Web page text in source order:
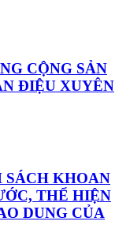
CỘNG SẢN
ĐIỆU XUYÊN
KHOAN
THỂ HIỆN
DUNG CỦA